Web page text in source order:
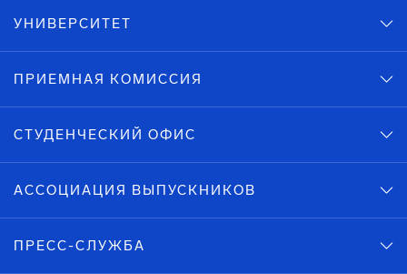
УНИВЕРСИТЕТ
ПРИЕМНАЯ КОМИССИЯ
СТУДЕНЧЕСКИЙ ОФИС
АССОЦИАЦИЯ ВЫПУСКНИКОВ
ПРЕСС-СЛУЖБА